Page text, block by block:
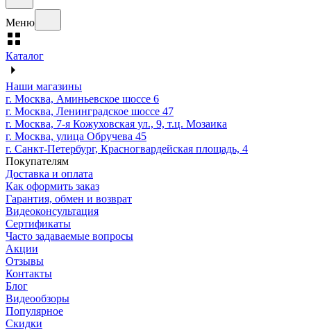
Меню
Каталог
Наши магазины
г. Москва, Аминьевское шоссе 6
г. Москва, Ленинградское шоссе 47
г. Москва, 7-я Кожуховская ул., 9, т.ц. Мозаика
г. Москва, улица Обручева 45
г. Санкт-Петербург, Красногвардейская площадь, 4
Покупателям
Доставка и оплата
Как оформить заказ
Гарантия, обмен и возврат
Видеоконсультация
Сертификаты
Часто задаваемые вопросы
Акции
Отзывы
Контакты
Блог
Видеообзоры
Популярное
Скидки